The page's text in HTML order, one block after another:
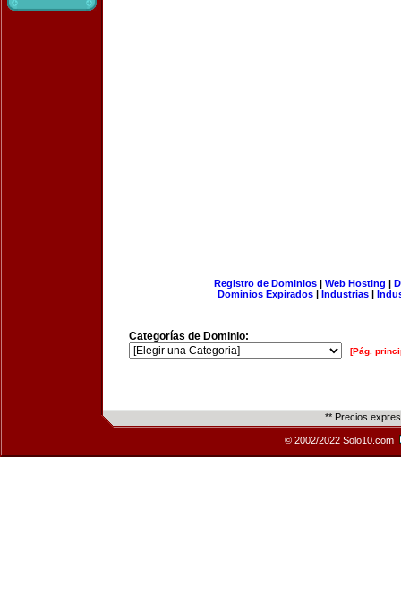
Registro de Dominios| Web Hosting |
Dominios Expirados | Industrias |
Categorías de Dominio:
[Pág.
** Precios
© 2002/2022 Solo10.com